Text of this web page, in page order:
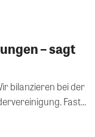
– sagt
bilanzieren bei der
Fast...